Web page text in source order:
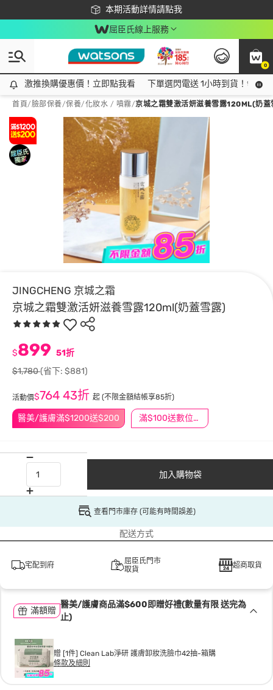
本期活動詳情請點我
下載app最高回饋$350
屈臣氏線上服務
0
激推換購優惠價！立即點我看
激推換購優惠價！立即點我看 下單選閃電送 1小時到貨！領神
首頁/臉部保養/保養/化妝水 / 噴霧/京城之霜雙激活妍滋養雪露120ML(奶蓋
JINGCHENG 京城之霜
京城之霜雙激活妍滋養雪露120ml(奶蓋雪露)
醫美/護膚滿$1200送$200 滿$100送數位印花
$899 51折
$1,780(省下: $881)
活動價$764 43折 起 (不限金額結帳享85折)
加入購物袋
查看門市庫存 (可能有時間誤差)
配送方式
宅配到府
屈臣氏門市
取貨
超商取貨
滿額贈
醫美/護膚商品滿$600即贈好禮(數量有限 送完為
止)
贈 [1件] Clean Lab淨研 護膚卸妝洗臉巾42抽-箱購
條款及細則